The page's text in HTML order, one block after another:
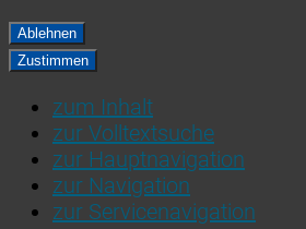
Ablehnen
Zustimmen
zum Inhalt
zur Volltextsuche
zur Hauptnavigation
zur Navigation
zur Servicenavigation